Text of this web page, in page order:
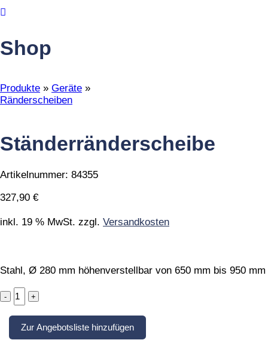
Shop
Produkte » Geräte »
Ränderscheiben
Ständerränderscheibe
Artikelnummer: 84355
327,90 €
inkl. 19 % MwSt. zzgl. Versandkosten
Stahl, Ø 280 mm höhenverstellbar von 650 mm bis 950 mm
Ständerränderscheibe
quantity
Zur Angebotsliste hinzufügen